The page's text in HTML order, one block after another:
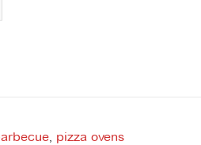
, pizza ovens